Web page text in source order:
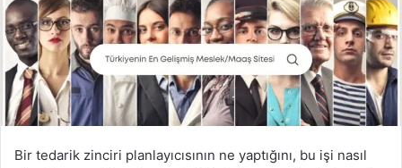
Bir tedarik zinciri planlayıcısının ne yaptığını, bu işi nasıl